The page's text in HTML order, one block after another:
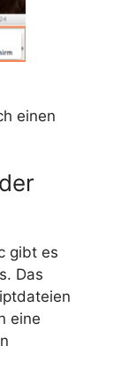
einen
gibt es
Das
eine